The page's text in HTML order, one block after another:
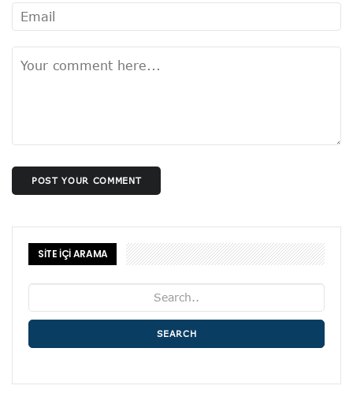
POST YOUR COMMENT
SİTE İÇİ ARAMA
SEARCH